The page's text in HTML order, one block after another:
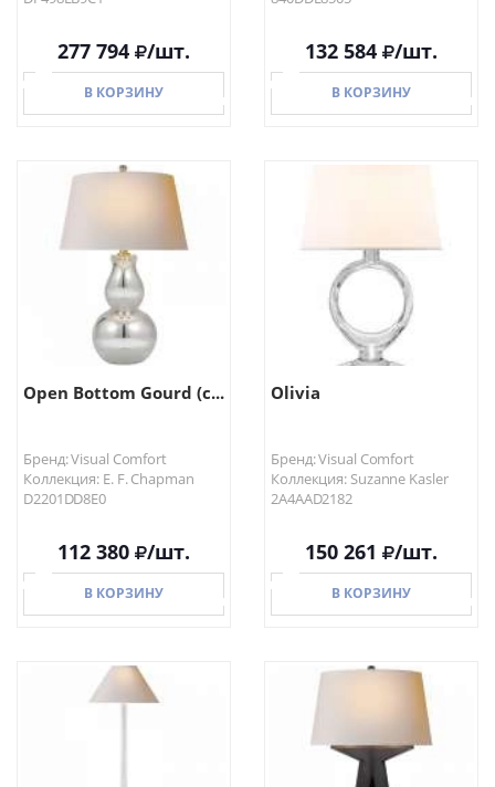
277 794 /шт.
В КОРЗИНУ
132 584 /шт.
В КОРЗИНУ
Open Bottom Gourd (с...
Бренд: Visual Comfort
Коллекция: E. F. Chapman
D2201DD8E0
112 380 /шт.
В КОРЗИНУ
Olivia
Бренд: Visual Comfort
Коллекция: Suzanne Kasler
2A4AAD2182
150 261 /шт.
В КОРЗИНУ